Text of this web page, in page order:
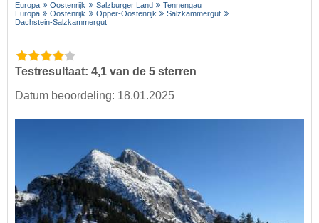
Europa Oostenrijk Salzburger Land
Tennengau
Europa
Oostenrijk Opper-Oostenrijk
Salzkammergut
Dachstein-Salzkammergut
Testresultaat: 4,1 van de 5 sterren
Datum beoordeling: 18.01.2025